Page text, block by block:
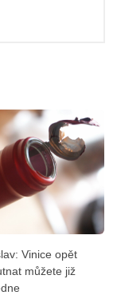
Vinice opět
můžete již